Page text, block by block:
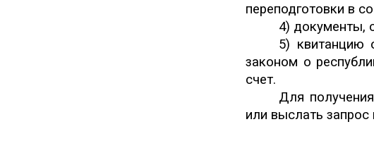
переподготовки в
4) документы,
5) квитанцию
законом о
счет.
Для
или выслать запрос